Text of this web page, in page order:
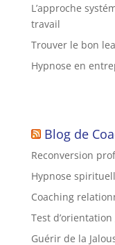
L’approche
travail
Trouver le bon
Hypnose en
Blog de
Reconversion
Hypnose
Coaching
Test
Guérir de la